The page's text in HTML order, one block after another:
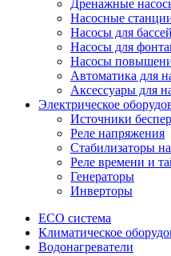
Дренажные
Насосные
Насосы для
Насосы для
Насосы
Автоматика для
Аксессуары для
Электрическое
Источники
Реле напряжения
Стабилизаторы
Реле времени и
Генераторы
Инверторы
ECO система
Климатическое
Водонагреватели